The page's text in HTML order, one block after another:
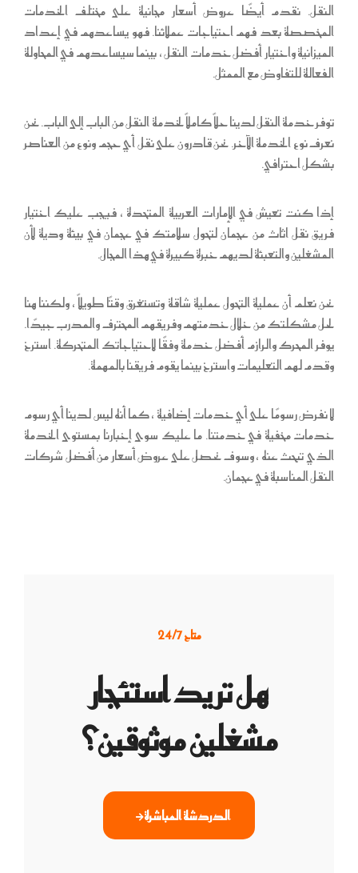
النقل. نقدم أيضًا عروض أسعار مجانية على مختلف الخدمات
المخصصة بعد فهم احتياجات عملائنا. فهو يساعدهم في إعداد
الميزانية واختيار أفضل خدمات النقل ، بينما سيساعدهم في المحاولة
الفعالة للتفاوض مع الممثل.
توفر خدمة النقل لدينا حلاً كاملاً لخدمة النقل من الباب إلى الباب. نحن
نعرف نوع الخدمة الآخر. نحن قادرون على نقل أي حجم ونوع من العناصر
بشكل احترافي.
إذا كنت تعيش في الإمارات العربية المتحدة ، فيجب عليك اختيار
فريق نقل اثاث من عجمان لتحول سلامتك في عجمان في بيئة ودية لأن
المشغلين والتعبئة لديهم خبرة كبيرة في هذا المجال.
نحن نعلم أن عملية التحول عملية شاقة وتستغرق وقتًا طويلاً ، ولكننا هنا
لحل مشكلتك من خلال خدمتهم وفريقهم المحترف والمدرب جيدًا.
يوفر المحرك والرازم أفضل خدمة وفقًا لاحتياجاتك المتحركة. استرخ
وقدم لهم التعليمات واسترخ بينما يقوم فريقنا بالمهمة.
لا نفرض رسومًا على أي خدمات إضافية ، كما أنه ليس لدينا أي رسوم
خدمات مخفية في خدمتنا. ما عليك سوى إخبارنا بمستوى الخدمة
الذي تبحث عنه ، وسوف نحصل على عروض أسعار من أفضل شركات
النقل المناسبة في عجمان.
متاح 24/7
هل تريد استئجار
مشغلين موثوقين؟
الدردشة المباشرة